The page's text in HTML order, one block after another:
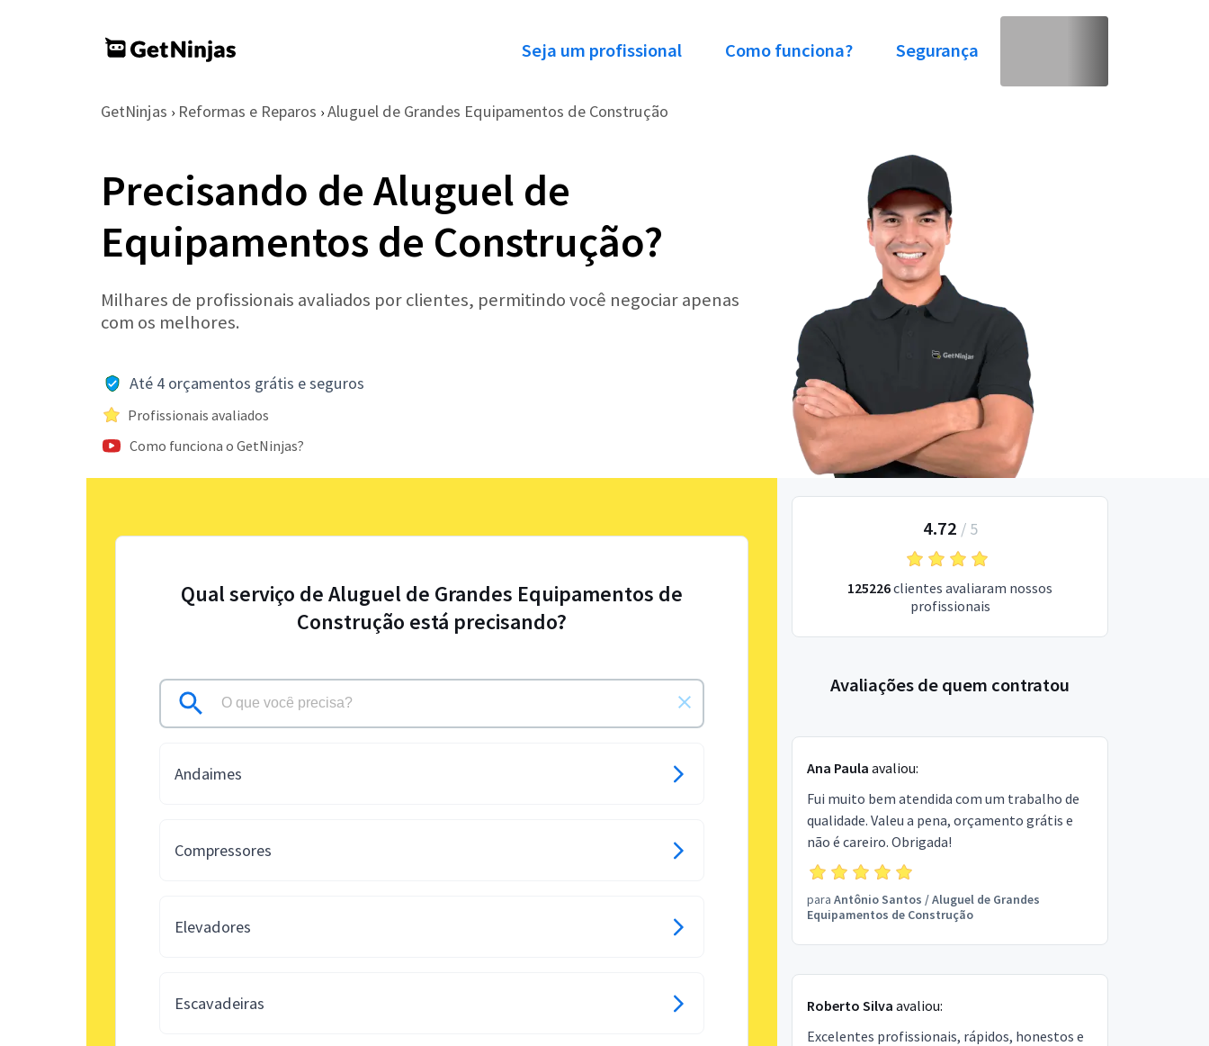
Seja um profissional Como funciona? Segurança
GetNinjas › Reformas e Reparos › Aluguel de Grandes Equipamentos de Construção
Precisando de Aluguel de
Equipamentos de Construção?
Milhares de profissionais avaliados por clientes, permitindo você negociar apenas
com os melhores.
Até 4 orçamentos grátis e seguros
Profissionais avaliados
Como funciona o GetNinjas?
Qual serviço de Aluguel de Grandes Equipamentos de
Construção está precisando?
Andaimes
Compressores
Elevadores
Escavadeiras
4.72 / 5
125226clientes avaliaram nossos
profissionais
Avaliações de quem contratou
Ana Paula avaliou:
Fui muito bem atendida com um trabalho de
qualidade. Valeu a pena, orçamento grátis e
não é careiro. Obrigada!
para Antônio Santos /Aluguel de Grandes
Equipamentos de Construção
Roberto Silva avaliou:
Excelentes profissionais, rápidos, honestos e